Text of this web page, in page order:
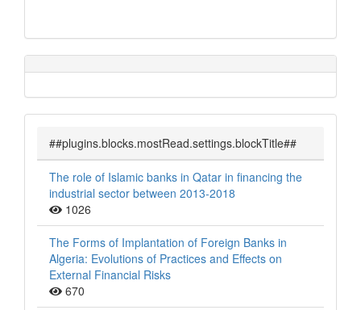
##plugins.blocks.mostRead.settings.blockTitle##
The role of Islamic banks in Qatar in financing the
industrial sector between 2013-2018
1026
The Forms of Implantation of Foreign Banks in
Algeria: Evolutions of Practices and Effects on
External Financial Risks
670